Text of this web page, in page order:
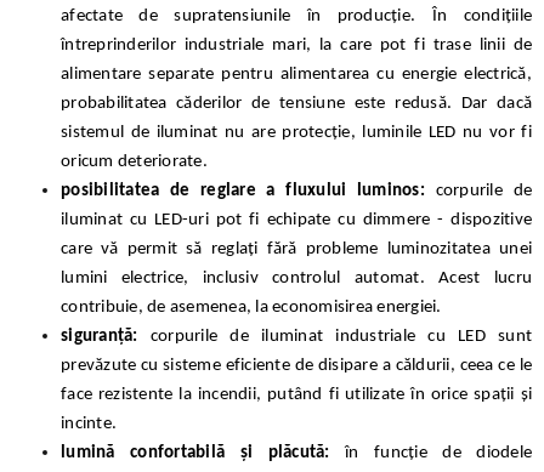
afectate de supratensiunile în producție. În condițiile
întreprinderilor industriale mari, la care pot fi trase linii de
alimentare separate pentru alimentarea cu energie electrică,
probabilitatea căderilor de tensiune este redusă. Dar dacă
sistemul de iluminat nu are protecție, luminile LED nu vor fi
oricum deteriorate.
posibilitatea de reglare a fluxului luminos: corpurile de
iluminat cu LED-uri pot fi echipate cu dimmere - dispozitive
care vă permit să reglați fără probleme luminozitatea unei
lumini electrice, inclusiv controlul automat. Acest lucru
contribuie, de asemenea, la economisirea energiei.
siguranță: corpurile de iluminat industriale cu LED sunt
prevăzute cu sisteme eficiente de disipare a căldurii, ceea ce le
face rezistente la incendii, putând fi utilizate în orice spații și
incinte.
lumină confortabilă și plăcută: în funcție de diodele